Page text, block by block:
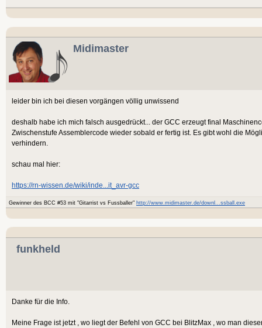
Midimaster
leider bin ich bei diesen vorgängen völlig unwissend
deshalb habe ich mich falsch ausgedrückt... der GCC erzeugt final
Zwischenstufe Assemblercode wieder sobald er fertig ist. Es gibt wohl die
verhindern.
schau mal hier:
https://rn-wissen.de/wiki/inde...it_avr-gcc
Gewinner des BCC #53 mit "Gitarrist vs Fussballer" http://www.midimaster.de/downl...ssball.exe
funkheld
Danke für die Info.
Meine Frage ist jetzt , wo liegt der Befehl von GCC bei BlitzMax , wo man